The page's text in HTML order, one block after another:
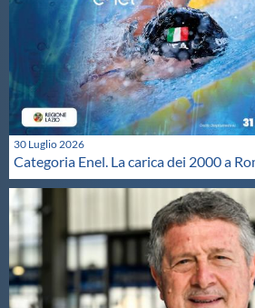
30 Luglio 2026
Categoria Enel. La carica dei 2000 a